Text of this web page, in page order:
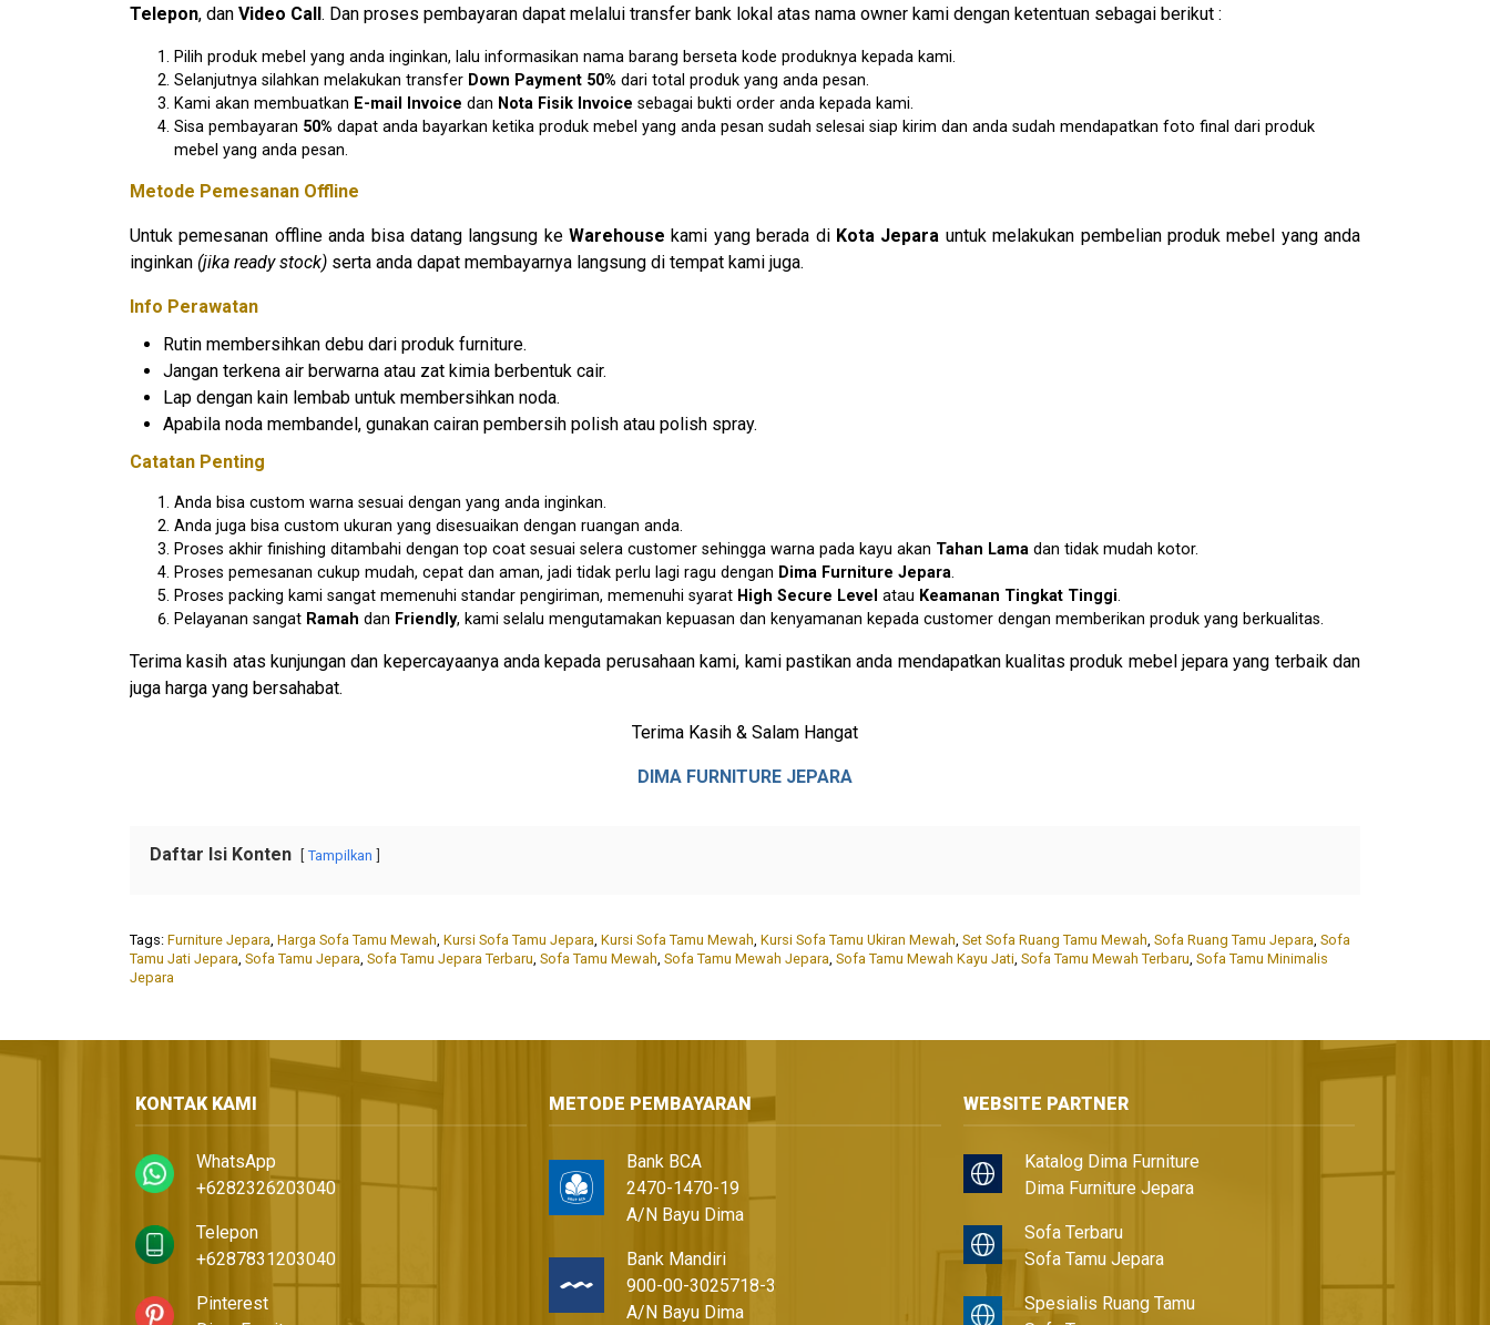
Telepon, dan Video Call . Dan proses pembayaran dapat melalui transfer bank lokal atas nama owner kami dengan ketentuan sebagai berikut :
Pilih produk mebel yang anda inginkan, lalu informasikan nama barang berseta kode produknya kepada kami.
Selanjutnya silahkan melakukan transfer Down Payment 50% dari total produk yang anda pesan.
Kami akan membuatkan E-mail Invoice dan Nota Fisik Invoice sebagai bukti order anda kepada kami.
Sisa pembayaran 50% dapat anda bayarkan ketika produk mebel yang anda pesan sudah selesai siap kirim dan anda sudah mendapatkan foto final dari produk
mebel yang anda pesan.
Metode Pemesanan Offline
Untuk pemesanan offline anda bisa datang langsung keWarehouse kami yang berada di Kota Jepara untuk melakukan pembelian produk mebel yang anda
inginkan (jika ready stock) serta anda dapat membayarnya langsung di tempat kami juga.
Info Perawatan
Rutin membersihkan debu dari produk furniture.
Jangan terkena air berwarna atau zat kimia berbentuk cair.
Lap dengan kain lembab untuk membersihkan noda.
Apabila noda membandel, gunakan cairan pembersih polish atau polish spray.
Catatan Penting
Anda bisa custom warna sesuai dengan yang anda inginkan.
Anda juga bisa custom ukuran yang disesuaikan dengan ruangan anda.
Proses akhir finishing ditambahi dengan top coat sesuai selera customer sehingga warna pada kayu akan Tahan Lama dan tidak mudah kotor.
Proses pemesanan cukup mudah, cepat dan aman, jadi tidak perlu lagi ragu dengan Dima Furniture Jepara.
Proses packing kami sangat memenuhi standar pengiriman, memenuhi syarat High Secure Level atau Keamanan Tingkat Tinggi.
Pelayanan sangat Ramah dan Friendly, kami selalu mengutamakan kepuasan dan kenyamanan kepada customer dengan memberikan produk yang berkualitas.
Terima kasih atas kunjungan dan kepercayaanya anda kepada perusahaan kami, kami pastikan anda mendapatkan kualitas produk mebel jepara yang terbaik dan
juga harga yang bersahabat.
Terima Kasih & Salam Hangat
DIMA FURNITURE JEPARA
Daftar Isi Konten Tampilkan
Tags: Furniture Jepara, Harga Sofa Tamu Mewah, Kursi Sofa Tamu Jepara, Kursi Sofa Tamu Mewah, Kursi Sofa Tamu Ukiran Mewah, Set Sofa Ruang Tamu Mewah, Sofa Ruang Tamu Jepara, Sofa
Tamu Jati Jepara, Sofa Tamu Jepara, Sofa Tamu Jepara Terbaru, Sofa Tamu Mewah, Sofa Tamu Mewah Jepara, Sofa Tamu Mewah Kayu Jati, Sofa Tamu Mewah Terbaru, Sofa Tamu Minimalis
Jepara
KONTAK KAMI
WhatsApp
+6282326203040
Telepon
+6287831203040
Pinterest
METODE PEMBAYARAN
Bank BCA
2470-1470-19
A/N Bayu Dima
Bank Mandiri
900-00-3025718-3
A/N Bayu Dima
WEBSITE PARTNER
Katalog Dima Furniture
Dima Furniture Jepara
Sofa Terbaru
Sofa Tamu Jepara
Spesialis Ruang Tamu